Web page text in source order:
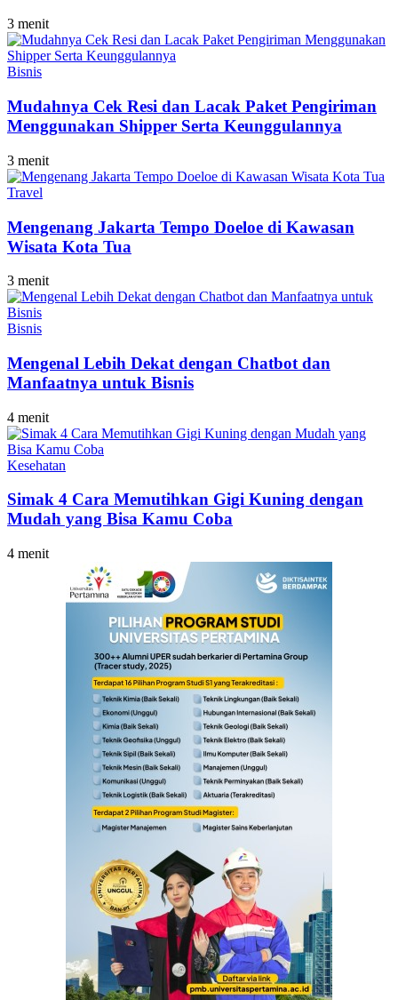
3 menit
Bisnis
Mudahnya Cek Resi dan Lacak Paket Pengiriman
Menggunakan Shipper Serta Keunggulannya
3 menit
Travel
Mengenang Jakarta Tempo Doeloe di Kawasan
Wisata Kota Tua
3 menit
Bisnis
Mengenal Lebih Dekat dengan Chatbot dan
Manfaatnya untuk Bisnis
4 menit
Kesehatan
Simak 4 Cara Memutihkan Gigi Kuning dengan
Mudah yang Bisa Kamu Coba
4 menit